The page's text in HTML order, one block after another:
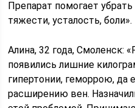
Препарат помогает
тяжести, усталость, боли».
Алина, 32 года, Смоленск:
появились лишние
гипертонии, геморрою, да
расширению вен.